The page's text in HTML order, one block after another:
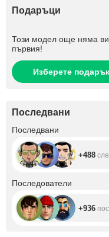
Подаръци
Този модел още няма
първия!
Изберете подарък
Последвани
Последвани
+488
Последователи
+936